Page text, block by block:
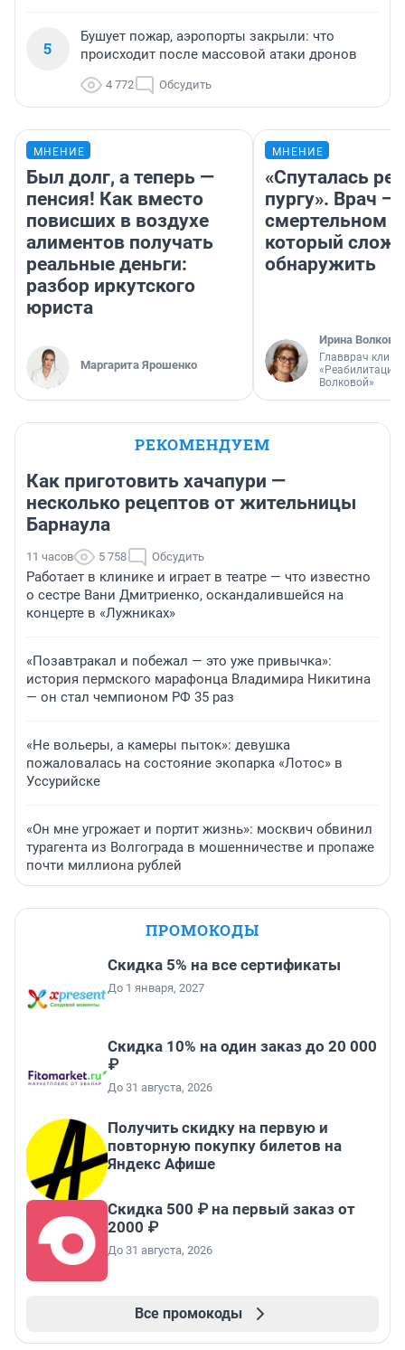
5
Бушует пожар, аэропорты закрыли: что
происходит после массовой атаки дронов
4 772 Обсудить
МНЕНИЕ
Был долг, а теперь —
пенсия! Как вместо
повисших в воздухе
алиментов получать
реальные деньги:
разбор иркутского
юриста
Маргарита Ярошенко
МНЕНИЕ
«Спуталась
пургу». Врач —
смертельном
который
обнаружить
Ирина Волкова
Главврач
«Реабилитация
Волковой»
РЕКОМЕНДУЕМ
Как приготовить хачапури —
несколько рецептов от жительницы
Барнаула
11 часов 5 758 Обсудить
Работает в клинике и играет в театре — что известно
о сестре Вани Дмитриенко, оскандалившейся на
концерте в «Лужниках»
«Позавтракал и побежал — это уже привычка»:
история пермского марафонца Владимира Никитина
— он стал чемпионом РФ 35 раз
«Не вольеры, а камеры пыток»: девушка
пожаловалась на состояние экопарка «Лотос» в
Уссурийске
«Он мне угрожает и портит жизнь»: москвич обвинил
турагента из Волгограда в мошенничестве и пропаже
почти миллиона рублей
ПРОМОКОДЫ
Скидка 5% на все сертификаты
До 1 января, 2027
Скидка 10% на один заказ до 20 000
₽
До 31 августа, 2026
Получить скидку на первую и
повторную покупку билетов на
Яндекс Афише
Скидка 500 ₽ на первый заказ от
2000 ₽
До 31 августа, 2026
Все промокоды